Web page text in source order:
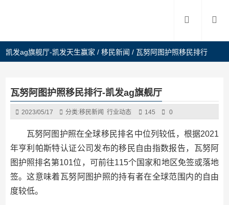
凯发ag旗舰厅-凯发天生赢家 /移民新闻 / 瓦努阿图护照移民排行
瓦努阿图护照移民排行-凯发ag旗舰厅
2023/05/17 分类:移民新闻 行业动态 145 0
瓦努阿图护照在全球移民排名中位列较低，根据2021
年亨利帕斯特认证公司发布的移民自由指数报告，瓦努阿
图护照排名第101位，可前往115个国家和地区免签或落地
签。这意味着瓦努阿图护照的持有者在全球范围内的自由
度较低。